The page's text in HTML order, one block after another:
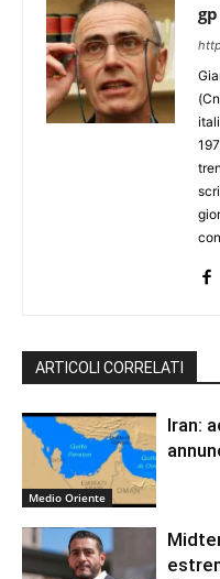
gp
ARTICOLI CORRELATI
Medio Oriente
Iran: